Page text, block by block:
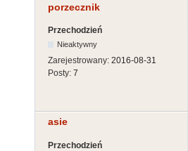
porzecznik
Przechodzień
Nieaktywny
Zarejestrowany: 2016-08-31
Posty: 7
asie
Przechodzień